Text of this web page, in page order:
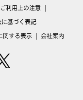
ご利用上の注意
基づく表記
関する表示 会社案内